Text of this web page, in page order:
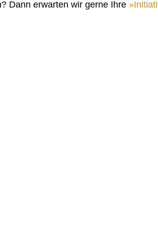
Dann erwarten wir gerne Ihre